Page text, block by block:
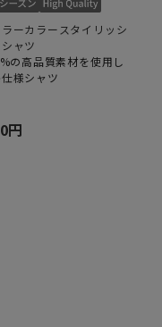
ラーカラースタイリッシ
ャツ
の高品質素材を使用し
様シャツ
円